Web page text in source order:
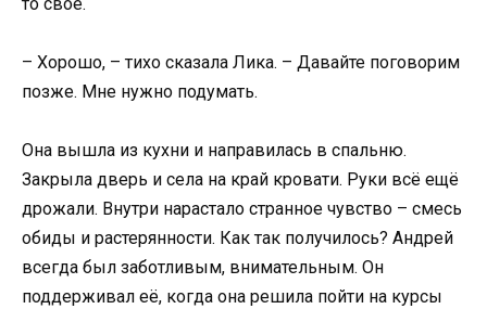
– Хорошо, – тихо сказала Лика. – Давайте поговорим
позже. Мне нужно подумать.
Она вышла из кухни и направилась в спальню.
Закрыла дверь и села на край кровати. Руки всё ещё
дрожали. Внутри нарастало странное чувство – смесь
обиды и растерянности. Как так получилось? Андрей
всегда был заботливым, внимательным. Он
поддерживал её, когда она решила пойти на курсы